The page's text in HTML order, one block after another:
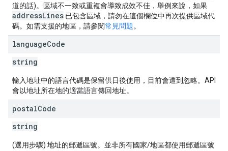
道的話)。區域不一致或重複會導致成效不佳，舉例來說，如果
addressLines 已包含區域，請勿在這個欄位中再次提供區域代
碼。如需支援的地區，請參閱常見問題。
languageCode
string
輸入地址中的語言代碼是保留供日後使用，目前會遭到忽略。API
會以地址所在地的適當語言傳回地址。
postalCode
string
(選用步驟) 地址的郵遞區號。並非所有國家/地區都使用郵遞區號